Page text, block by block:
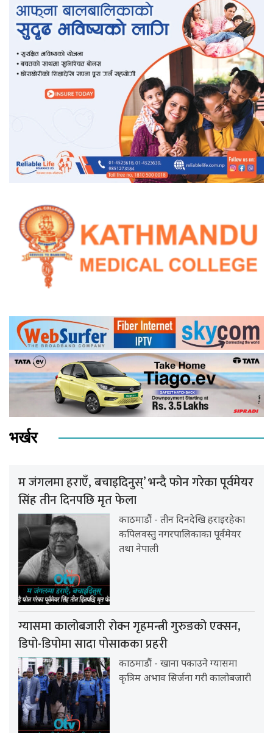
भर्खर
म जंगलमा हराएँ, बचाइदिनुस्’ भन्दै फोन गरेका पूर्वमेयर
सिंह तीन दिनपछि मृत फेला
काठमाडौं - तीन दिनदेखि हराइरहेका
कपिलवस्तु नगरपालिकाका पूर्वमेयर
तथा नेपाली
ग्यासमा कालोबजारी रोक्न गृहमन्त्री गुरुङको एक्सन,
डिपो-डिपोमा सादा पोसाकका प्रहरी
काठमाडौं - खाना पकाउने ग्यासमा
कृत्रिम अभाव सिर्जना गरी कालोबजारी